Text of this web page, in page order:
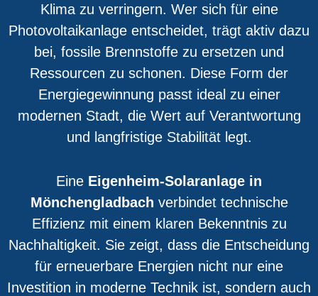
Klima zu verringern. Wer sich für eine
Photovoltaikanlage entscheidet, trägt aktiv dazu
bei, fossile Brennstoffe zu ersetzen und
Ressourcen zu schonen. Diese Form der
Energiegewinnung passt ideal zu einer
modernen Stadt, die Wert auf Verantwortung
und langfristige Stabilität legt.
Eine Eigenheim-Solaranlage in
Mönchengladbach verbindet technische
Effizienz mit einem klaren Bekenntnis zu
Nachhaltigkeit. Sie zeigt, dass die Entscheidung
für erneuerbare Energien nicht nur eine
Investition in moderne Technik ist, sondern auch